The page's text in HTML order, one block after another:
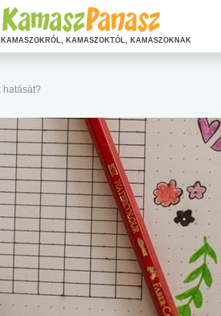
hatását?
KAMASZOKRÓL, KAMASZOKTÓL, KAMASZOKNAK